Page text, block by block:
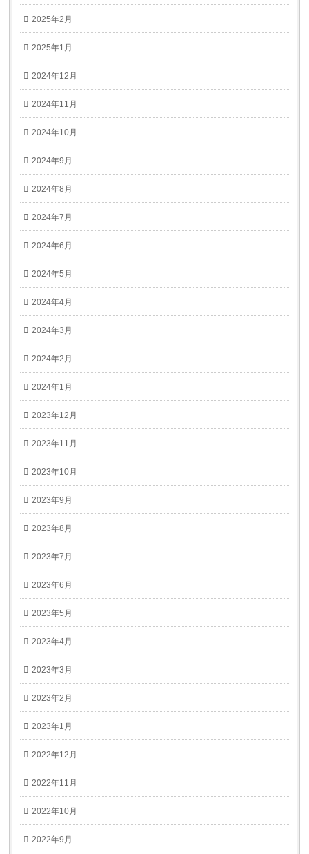
2025年2月
2025年1月
2024年12月
2024年11月
2024年10月
2024年9月
2024年8月
2024年7月
2024年6月
2024年5月
2024年4月
2024年3月
2024年2月
2024年1月
2023年12月
2023年11月
2023年10月
2023年9月
2023年8月
2023年7月
2023年6月
2023年5月
2023年4月
2023年3月
2023年2月
2023年1月
2022年12月
2022年11月
2022年10月
2022年9月